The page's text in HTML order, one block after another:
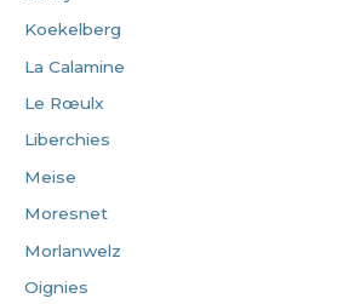
Koekelberg
La Calamine
Le Rœulx
Liberchies
Meise
Moresnet
Morlanwelz
Oignies